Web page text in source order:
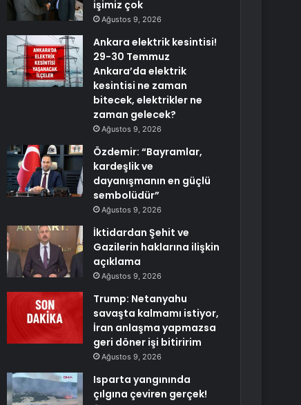
işimiz çok
Ağustos 9, 2026
Ankara elektrik kesintisi!
29-30 Temmuz
Ankara’da elektrik
kesintisi ne zaman
bitecek, elektrikler ne
zaman gelecek?
Ağustos 9, 2026
Özdemir: “Bayramlar,
kardeşlik ve
dayanışmanın en güçlü
sembolüdür”
Ağustos 9, 2026
İktidardan Şehit ve
Gazilerin haklarına ilişkin
açıklama
Ağustos 9, 2026
Trump: Netanyahu
savaşta kalmamı istiyor,
İran anlaşma yapmazsa
geri döner işi bitiririm
Ağustos 9, 2026
Isparta yangınında
çılgına çeviren gerçek!